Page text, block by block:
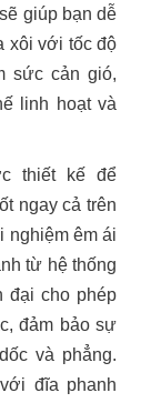
giúp bạn dễ
xôi với tốc độ
sức cản gió,
linh hoạt và
thiết kế để
ngay cả trên
nghiệm êm ái
từ hệ thống
đại cho phép
đảm bảo sự
và phẳng.
đĩa phanh